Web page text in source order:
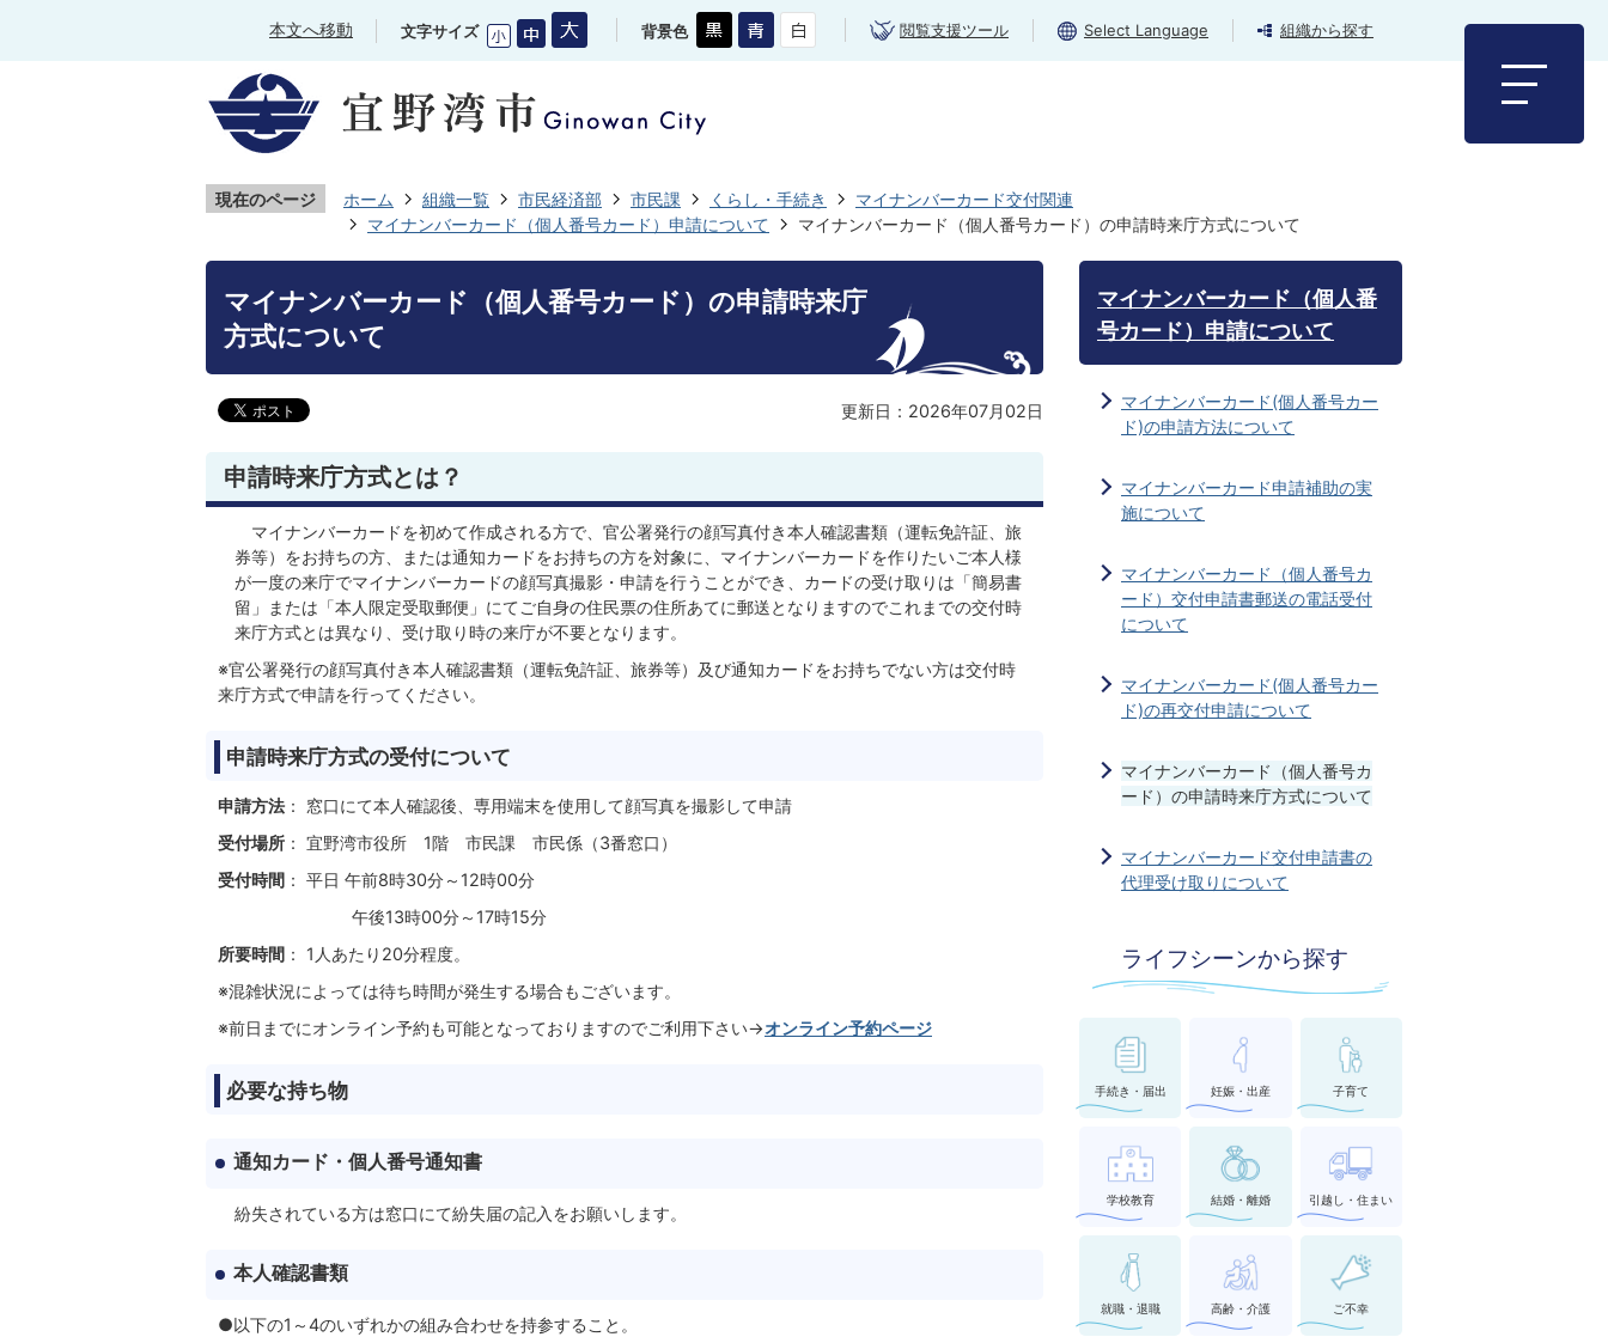
本文へ移動 文字サイズ 背景色 閲覧支援ツール Select Language 組織から探す
現在のページ ホーム 組織一覧 市民経済部 市民課 くらし・手続き
マイナンバーカード交付関連
マイナンバーカード（個人番号カード）申請について
マイナンバーカード（個人番号カード）の申請時来庁方式について
マイナンバーカード（個人番号カード）の申請時来庁
方式について
更新日：2026年07月02日
申請時来庁方式とは？
マイナンバーカードを初めて作成される方で、官公署発行の顔写真付き本人確認書類（運転免許証、旅
券等）をお持ちの方、または通知カードをお持ちの方を対象に、マイナンバーカードを作りたいご本人様
が一度の来庁でマイナンバーカードの顔写真撮影・申請を行うことができ、カードの受け取りは「簡易書
留」または「本人限定受取郵便」にてご自身の住民票の住所あてに郵送となりますのでこれまでの交付時
来庁方式とは異なり、受け取り時の来庁が不要となります。
※官公署発行の顔写真付き本人確認書類（運転免許証、旅券等）及び通知カードをお持ちでない方は交付時
来庁方式で申請を行ってください。
申請時来庁方式の受付について
申請方法 ： 窓口にて本人確認後、専用端末を使用して顔写真を撮影して申請
受付場所 ： 宜野湾市役所 1階 市民課 市民係（3番窓口）
受付時間 ： 平日 午前8時30分～12時00分
午後13時00分～17時15分
所要時間 ： 1人あたり20分程度。
※混雑状況によっては待ち時間が発生する場合もございます。
※前日までにオンライン予約も可能となっておりますのでご利用下さい→オンライン予約ページ
必要な持ち物
通知カード・個人番号通知書
紛失されている方は窓口にて紛失届の記入をお願いします。
本人確認書類
●以下の1～4のいずれかの組み合わせを持参すること。
マイナンバーカード（個人番
号カード）申請について
マイナンバーカード(個人番号カー
ド)の申請方法について
マイナンバーカード申請補助の実
施について
マイナンバーカード（個人番号カ
ード）交付申請書郵送の電話受付
について
マイナンバーカード(個人番号カー
ド)の再交付申請について
マイナンバーカード（個人番号カ
ード）の申請時来庁方式について
マイナンバーカード交付申請書の
代理受け取りについて
ライフシーンから探す
手続き・届出 妊娠・出産 子育て
学校教育 結婚・離婚 引越し・住まい
就職・退職 高齢・介護 ご不幸